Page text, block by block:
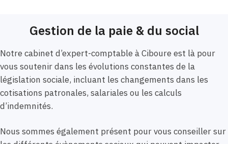
Gestion de la paie & du social
Notre cabinet d’expert-comptable à Ciboure est là pour
vous soutenir dans les évolutions constantes de la
législation sociale, incluant les changements dans les
cotisations patronales, salariales ou les calculs
d’indemnités.
Nous sommes également présent pour vous conseiller sur